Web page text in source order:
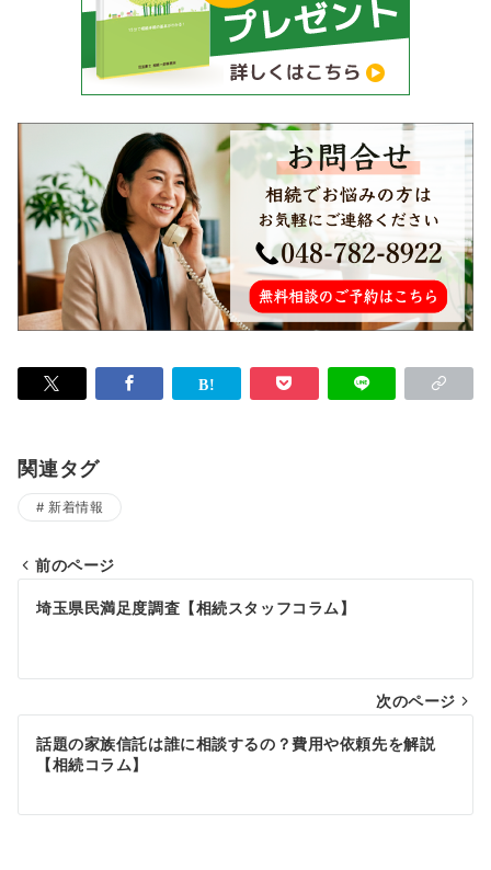
関連タグ
新着情報
投
ビ
ゲ
シ
前のページ
埼玉県民満足度調査【相続スタッフコラム】
次のページ
話題の家族信託は誰に相談するの？費用や依頼先を解説
【相続コラム】